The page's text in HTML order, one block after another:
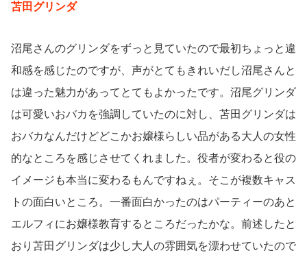
苫田グリンダ
沼尾さんのグリンダをずっと見ていたので最初ちょっと違
和感を感じたのですが、声がとてもきれいだし沼尾さんと
は違った魅力があってとてもよかったです。沼尾グリンダ
は可愛いおバカを強調していたのに対し、苫田グリンダは
おバカなんだけどどこかお嬢様らしい品がある大人の女性
的なところを感じさせてくれました。役者が変わると役の
イメージも本当に変わるもんですねぇ。そこが複数キャス
トの面白いところ。一番面白かったのはパーティーのあと
エルフィにお嬢様教育するところだったかな。前述したと
おり苫田グリンダは少し大人の雰囲気を漂わせていたので